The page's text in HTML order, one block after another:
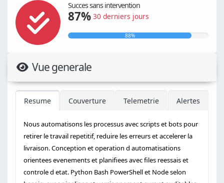
Succes sans intervention
87% 30 derniers jours
88%
Vue generale
Resume Couverture Telemetrie Alertes
Nous automatisons les processus avec scripts et bots pour
retirer le travail repetitif, reduire les erreurs et accelerer la
livraison. Conception et operation d automatisations
orientees evenements et planifiees avec files reessais et
controle d etat. Python Bash PowerShell et Node selon